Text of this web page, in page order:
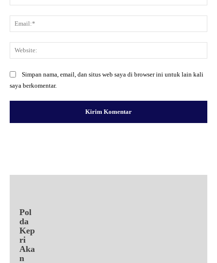
Simpan nama, email, dan situs web saya di browser ini untuk lain kali
saya berkomentar.
Pol
da
Kep
ri
Aka
n